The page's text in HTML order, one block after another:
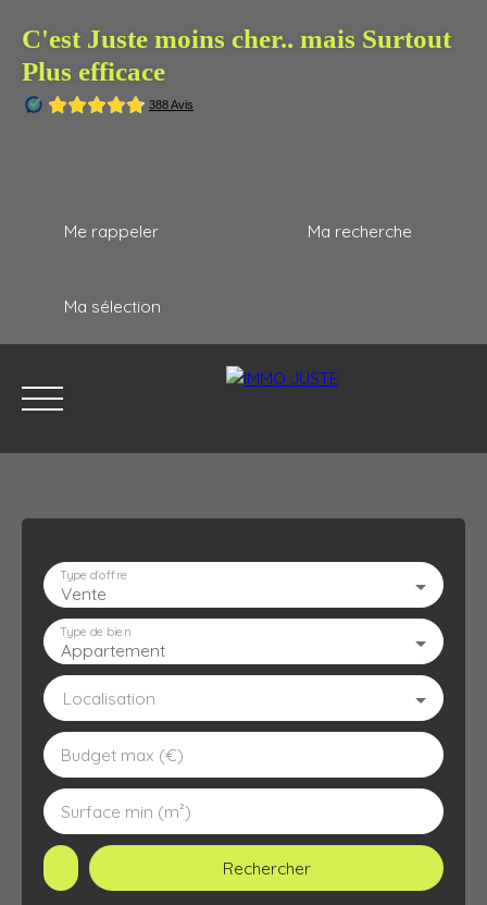
C'est Juste moins cher.. mais Surtout
Plus efficace
Me rappeler Ma recherche
Ma sélection
ACCUEIL ESTIMATION
Vente
Type d'offre
Appartement
Type de bien
Localisation
Budget max (€)
Surface min (m²)
Rechercher